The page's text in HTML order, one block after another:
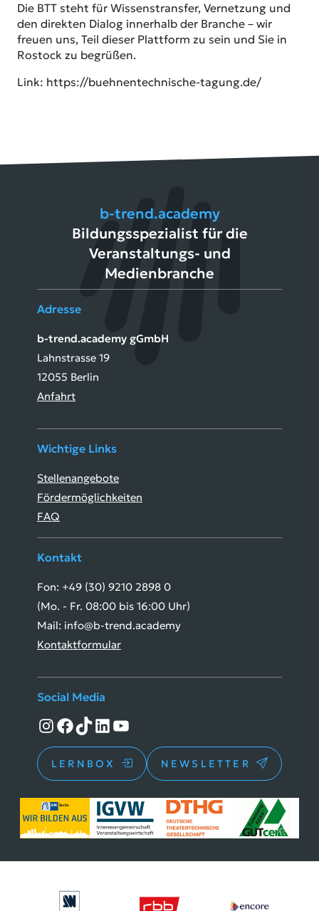
Die BTT steht für Wissenstransfer, Vernetzung und
den direkten Dialog innerhalb der Branche – wir
freuen uns, Teil dieser Plattform zu sein und Sie in
Rostock zu begrüßen.
Link: https://buehnentechnische-tagung.de/
b-trend.academy
Bildungsspezialist für die
Veranstaltungs- und
Medienbranche
Adresse
b-trend.academy gGmbH
Lahnstrasse 19
12055 Berlin
Anfahrt
Wichtige Links
Stellenangebote
Fördermöglichkeiten
FAQ
Kontakt
Fon: +49 (30) 9210 2898 0
(Mo. - Fr. 08:00 bis 16:00 Uhr)
Mail: info@b-trend.academy
Kontaktformular
Social Media
Instagram
Facebook
TikTokLinkedInYouTube
LERNBOX NEWSLETTER